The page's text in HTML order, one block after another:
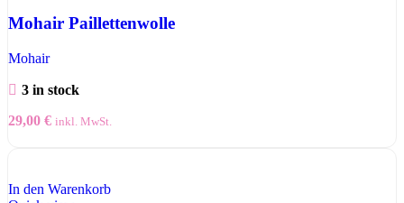
Mohair Paillettenwolle
Mohair
3 in stock
29,00 € inkl. MwSt.
In den Warenkorb